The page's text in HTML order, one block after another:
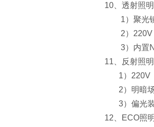
10、透射照
1）聚光镜
2）220V
3）内置
11、反射照
1）220V
2）明暗场
3）偏光装
12、ECO照